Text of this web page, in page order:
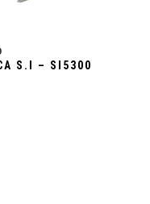
S.I – SI5300